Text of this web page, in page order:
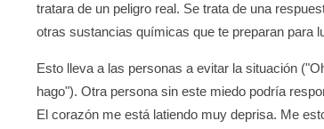
tratara de un peligro real. Se trata de una
otras sustancias químicas que te preparan para
Esto lleva a las personas a evitar la situación
hago"). Otra persona sin este miedo podría
El corazón me está latiendo muy deprisa. Me